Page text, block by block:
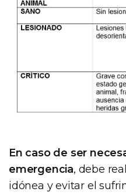
En caso de ser
emergencia, debe
idónea y evitar el